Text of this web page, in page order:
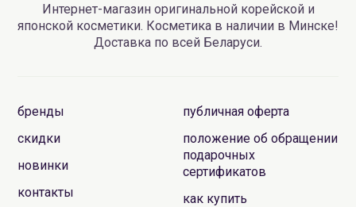
Интернет-магазин оригинальной корейской и
японской косметики. Косметика в наличии в Минске!
Доставка по всей Беларуси.
бренды
скидки
новинки
контакты
публичная оферта
положение об обращении
подарочных
сертификатов
как купить